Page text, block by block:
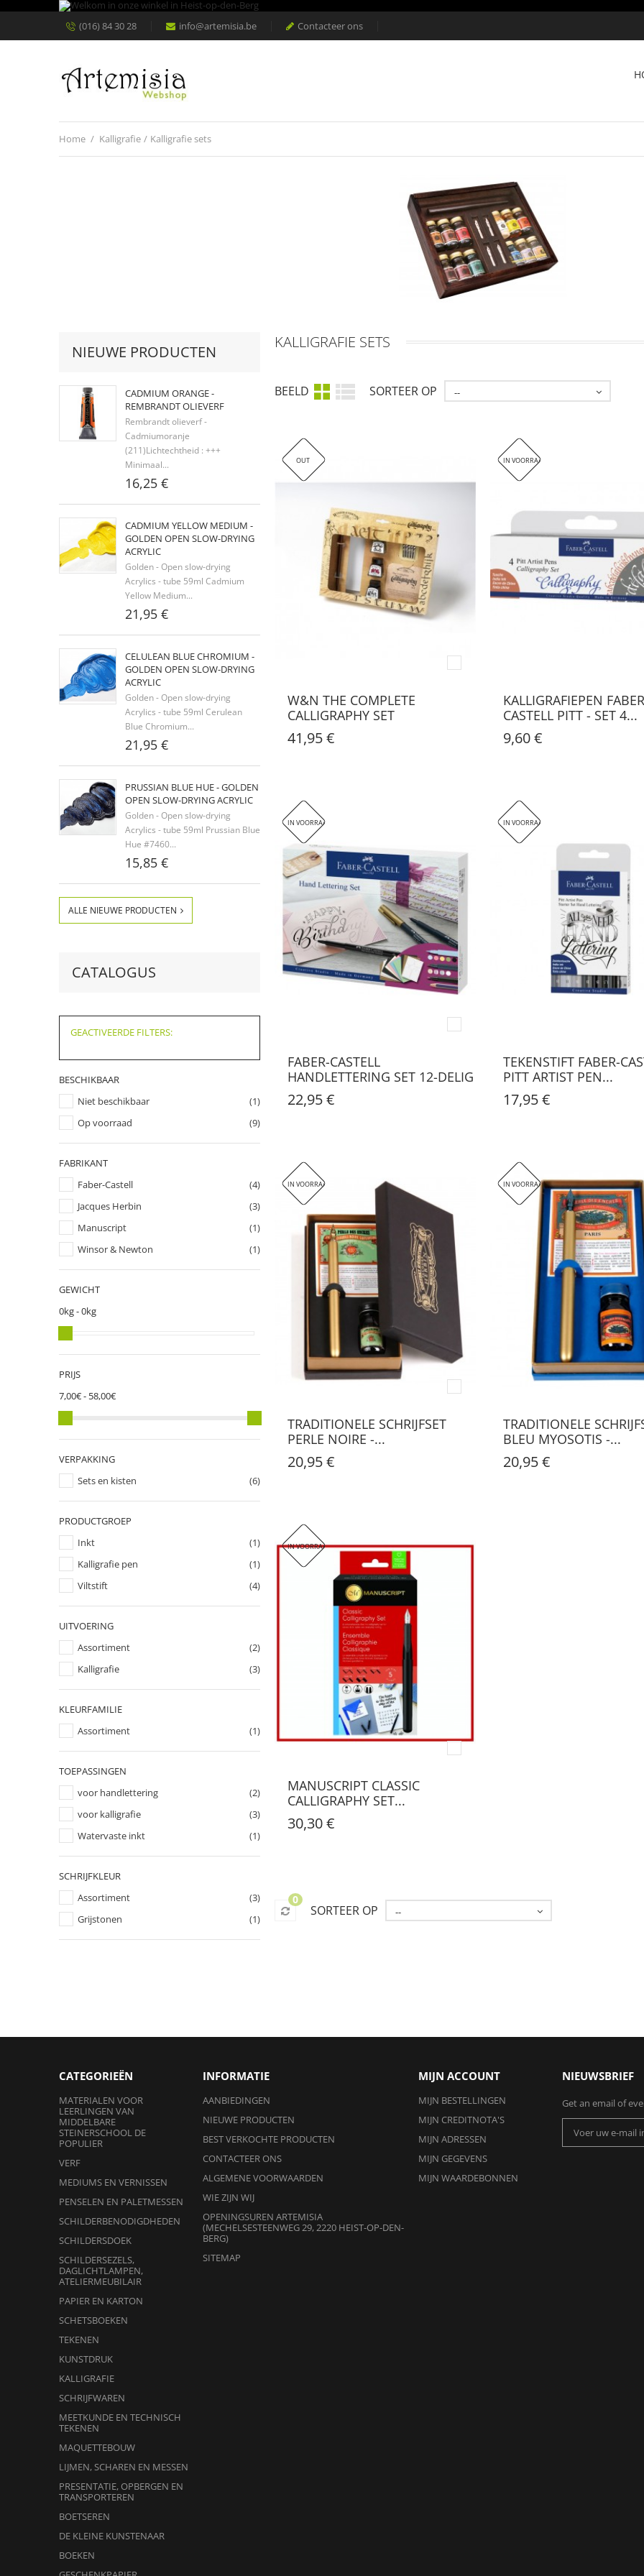
(016) 84 30 28 info@artemisia.be Contacteer ons
Home / Kalligrafie / Kalligrafie sets
NIEUWE PRODUCTEN
CADMIUM ORANGE -
REMBRANDT OLIEVERF
Rembrandt olieverf -
Cadmiumoranje
(211)Lichtechtheid : +++
Minimaal...
16,25 €
CADMIUM YELLOW MEDIUM -
GOLDEN OPEN SLOW-DRYING
ACRYLIC
Golden - Open slow-drying
Acrylics - tube 59ml Cadmium
Yellow Medium...
21,95 €
CELULEAN BLUE CHROMIUM -
GOLDEN OPEN SLOW-DRYING
ACRYLIC
Golden - Open slow-drying
Acrylics - tube 59ml Cerulean
Blue Chromium...
21,95 €
PRUSSIAN BLUE HUE - GOLDEN
OPEN SLOW-DRYING ACRYLIC
Golden - Open slow-drying
Acrylics - tube 59ml Prussian Blue
Hue #7460...
15,85 €
ALLE NIEUWE PRODUCTEN
CATALOGUS
GEACTIVEERDE FILTERS:
BESCHIKBAAR
Niet beschikbaar
(1)
Op voorraad
(9)
FABRIKANT
Faber-Castell
(4)
Jacques Herbin
(3)
Manuscript
(1)
Winsor & Newton
(1)
GEWICHT
0kg - 0kg
PRIJS
7,00€ - 58,00€
VERPAKKING
Sets en kisten
(6)
PRODUCTGROEP
Inkt
(1)
Kalligrafie pen
(1)
Viltstift
(4)
UITVOERING
Assortiment
(2)
Kalligrafie
(3)
KLEURFAMILIE
Assortiment
(1)
TOEPASSINGEN
voor handlettering
(2)
voor kalligrafie
(3)
Watervaste inkt
(1)
SCHRIJFKLEUR
Assortiment
(3)
Grijstonen
(1)
KALLIGRAFIE SETS
BEELD SORTEER OP --
OUT
W&N THE COMPLETE
CALLIGRAPHY SET
41,95 € KOPEN
IN VOORRAAD
KALLIGRAFIEPEN
CASTELL PITT - SET 4...
9,60 €
IN VOORRAAD
FABER-CASTELL
HANDLETTERING SET 12-DELIG
22,95 €
IN VOORRAAD
TEKENSTIFT FABER-
PITT ARTIST PEN...
17,95 €
IN VOORRAAD
TRADITIONELE SCHRIJFSET
PERLE NOIRE -...
20,95 €
IN VOORRAAD
TRADITIONELE
BLEU MYOSOTIS -...
20,95 €
IN VOORRAAD
MANUSCRIPT CLASSIC
CALLIGRAPHY SET...
30,30 €
0
SORTEER OP --
CATEGORIEËN
MATERIALEN VOOR
LEERLINGEN VAN
MIDDELBARE
STEINERSCHOOL DE
POPULIER
VERF
MEDIUMS EN VERNISSEN
PENSELEN EN PALETMESSEN
SCHILDERBENODIGDHEDEN
SCHILDERSDOEK
SCHILDERSEZELS,
DAGLICHTLAMPEN,
ATELIERMEUBILAIR
PAPIER EN KARTON
SCHETSBOEKEN
TEKENEN
KUNSTDRUK
KALLIGRAFIE
SCHRIJFWAREN
MEETKUNDE EN TECHNISCH
TEKENEN
MAQUETTEBOUW
LIJMEN, SCHAREN EN MESSEN
PRESENTATIE, OPBERGEN EN
TRANSPORTEREN
BOETSEREN
DE KLEINE KUNSTENAAR
BOEKEN
INFORMATIE
AANBIEDINGEN
NIEUWE PRODUCTEN
BEST VERKOCHTE PRODUCTEN
CONTACTEER ONS
ALGEMENE VOORWAARDEN
WIE ZIJN WIJ
OPENINGSUREN ARTEMISIA
(MECHELSESTEENWEG 29, 2220 HEIST-OP-DEN-
BERG)
SITEMAP
MIJN ACCOUNT
MIJN BESTELLINGEN
MIJN CREDITNOTA'S
MIJN ADRESSEN
MIJN GEGEVENS
MIJN WAARDEBONNEN
NIEUWSBRIEF
Get an email of